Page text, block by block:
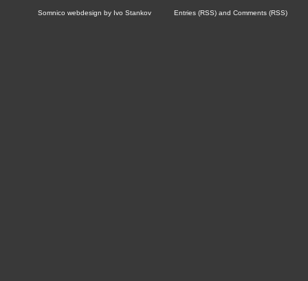
Somnico webdesign by Ivo Stankov Entries (RSS) and Comments (RSS)